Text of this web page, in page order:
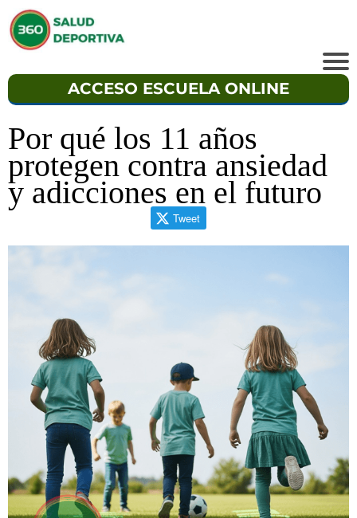
ACCESO ESCUELA ONLINE
Por qué los 11 años
protegen contra ansiedad
y adicciones en el futuro
Tweet